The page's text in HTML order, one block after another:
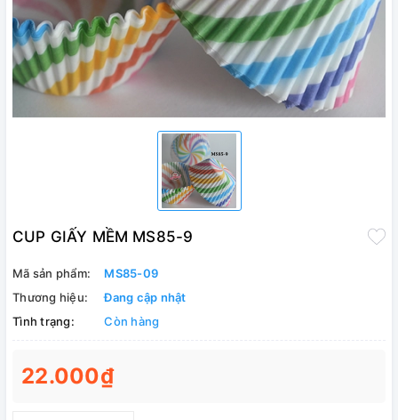
CUP GIẤY MỀM MS85-9
Mã sản phẩm:
MS85-09
Thương hiệu:
Đang cập nhật
Tình trạng:
Còn hàng
22.000₫